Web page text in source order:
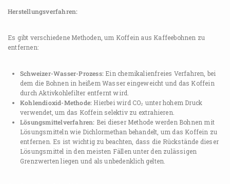
Herstellungsverfahren:
Es gibt verschiedene Methoden, um Koffein aus Kaffeebohnen zu
entfernen:
Schweizer-Wasser-Prozess: Ein chemikalienfreies Verfahren, bei
dem die Bohnen in heißem Wasser eingeweicht und das Koffein
durch Aktivkohlefilter entfernt wird.
Kohlendioxid-Methode: Hierbei wird CO₂ unter hohem Druck
verwendet, um das Koffein selektiv zu extrahieren.
Lösungsmittelverfahren: Bei dieser Methode werden Bohnen mit
Lösungsmitteln wie Dichlormethan behandelt, um das Koffein zu
entfernen. Es ist wichtig zu beachten, dass die Rückstände dieser
Lösungsmittel in den meisten Fällen unter den zulässigen
Grenzwerten liegen und als unbedenklich gelten.